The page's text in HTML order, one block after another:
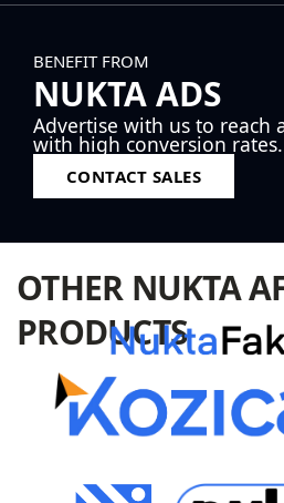
BENEFIT FROM
NUKTA ADS
Advertise with us to reach
with high conversion rates.
CONTACT SALES
OTHER NUKTA
PRODUCTS